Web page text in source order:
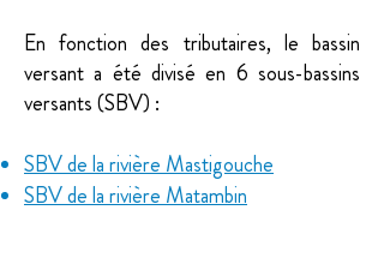
En fonction des tributaires, le bassin
versant a été divisé en 6 sous-bassins
versants (SBV) :
SBV de la rivière Mastigouche
SBV de la rivière Matambin